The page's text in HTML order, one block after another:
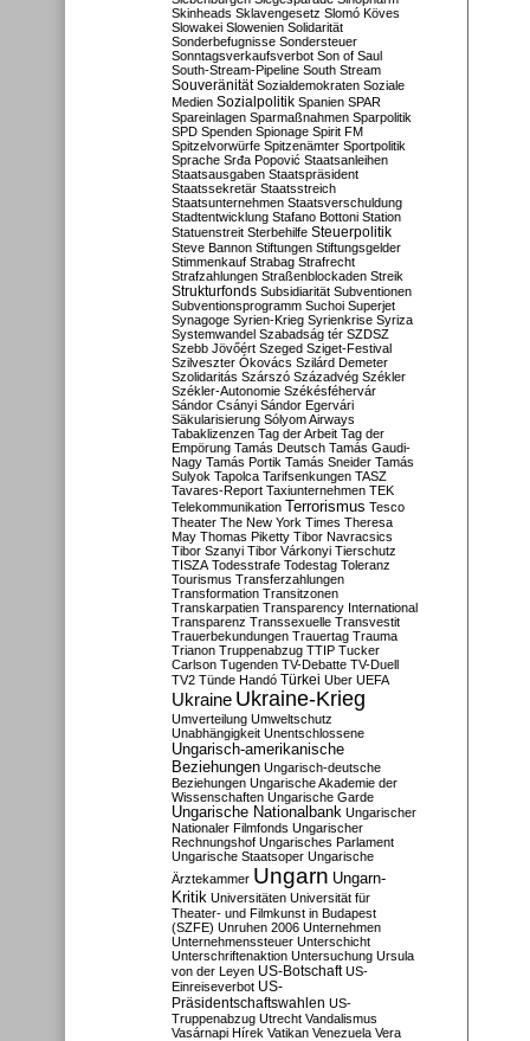
Skinheads Sklavengesetz Slomó Köves
Slowakei Slowenien Solidarität
Sonderbefugnisse Sondersteuer
Sonntagsverkaufsverbot Son of Saul
South-Stream-Pipeline South Stream
Souveränität Sozialdemokraten Soziale
Medien Sozialpolitik Spanien SPAR
Spareinlagen Sparmaßnahmen Sparpolitik
SPD Spenden Spionage Spirit FM
Spitzelvorwürfe Spitzenämter Sportpolitik
Sprache Srđa Popović Staatsanleihen
Staatsausgaben Staatspräsident
Staatssekretär Staatsstreich
Staatsunternehmen Staatsverschuldung
Stadtentwicklung Stafano Bottoni Station
Statuenstreit Sterbehilfe Steuerpolitik
Steve Bannon Stiftungen Stiftungsgelder
Stimmenkauf Strabag Strafrecht
Strafzahlungen Straßenblockaden Streik
Strukturfonds Subsidiarität Subventionen
Subventionsprogramm Suchoi Superjet
Synagoge Syrien-Krieg Syrienkrise Syriza
Systemwandel Szabadság tér SZDSZ
Szebb Jövőért Szeged Sziget-Festival
Szilveszter Ókovács Szilárd Demeter
Szolidaritás Szárszó Századvég Székler
Székler-Autonomie Székésféhervár
Sándor Csányi Sándor Egervári
Säkularisierung Sólyom Airways
Tabaklizenzen Tag der Arbeit Tag der
Empörung Tamás Deutsch Tamás Gaudi-
Nagy Tamás Portik Tamás Sneider Tamás
Sulyok Tapolca Tarifsenkungen TASZ
Tavares-Report Taxiunternehmen TEK
Telekommunikation Terrorismus Tesco
Theater The New York Times Theresa
May Thomas Piketty Tibor Navracsics
Tibor Szanyi Tibor Várkonyi Tierschutz
TISZA Todesstrafe Todestag Toleranz
Tourismus Transferzahlungen
Transformation Transitzonen
Transkarpatien Transparency International
Transparenz Transsexuelle Transvestit
Trauerbekundungen Trauertag Trauma
Trianon Truppenabzug TTIP Tucker
Carlson Tugenden TV-Debatte TV-Duell
TV2 Tünde Handó Türkei Uber UEFA
Ukraine Ukraine-Krieg
Umverteilung Umweltschutz
Unabhängigkeit Unentschlossene
Ungarisch-amerikanische
Beziehungen Ungarisch-deutsche
Beziehungen Ungarische Akademie der
Wissenschaften Ungarische Garde
Ungarische Nationalbank Ungarischer
Nationaler Filmfonds Ungarischer
Rechnungshof Ungarisches Parlament
Ungarische Staatsoper Ungarische
Ärztekammer Ungarn Ungarn-
Kritik Universitäten Universität für
Theater- und Filmkunst in Budapest
(SZFE) Unruhen 2006 Unternehmen
Unternehmenssteuer Unterschicht
Unterschriftenaktion Untersuchung Ursula
von der Leyen US-Botschaft US-
Einreiseverbot US-
Präsidentschaftswahlen US-
Truppenabzug Utrecht Vandalismus
Vasárnapi Hírek Vatikan Venezuela Vera